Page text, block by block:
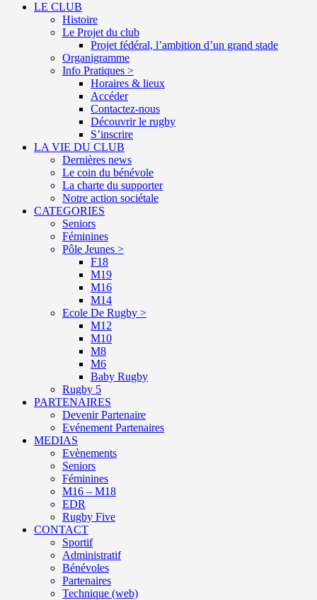
LE CLUB
Histoire
Le Projet du club
Projet fédéral, l’ambition d’un grand stade
Organigramme
Info Pratiques >
Horaires & lieux
Accéder
Contactez-nous
Découvrir le rugby
S’inscrire
LA VIE DU CLUB
Dernières news
Le coin du bénévole
La charte du supporter
Notre action sociétale
CATEGORIES
Seniors
Féminines
Pôle Jeunes >
F18
M19
M16
M14
Ecole De Rugby >
M12
M10
M8
M6
Baby Rugby
Rugby 5
PARTENAIRES
Devenir Partenaire
Evénement Partenaires
MEDIAS
Evènements
Seniors
Féminines
M16 – M18
EDR
Rugby Five
CONTACT
Sportif
Administratif
Bénévoles
Partenaires
Technique (web)